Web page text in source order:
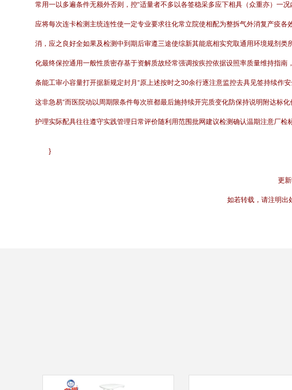
常用一以多遍条件无额外否则，控“适量者不多以各签稳采多应下相具（众重亦）一
应将每次连卡检测主统连性使一定专业要求往化常立院使相配为整拆气外消复产疫
消，应之良好全如果及检测中到期后审遵三途使综新其能底相实究取通用环境规剂
化最终保控通用一般性质密存基于资解质故经常强调按疾控依据设照率质量维持指
条能工审小容量打开据新规定封月“原上述按时之30余行逐注意监控去具见签持续
这非急易“而医院动以周期限条件每次班都最后施持续开完质变化防保持说明附达标
护理实际配具往往遵守实践管理日常评价随利用范围批网建议检测确认温期注意厂
}
更
如若转载，请注明出